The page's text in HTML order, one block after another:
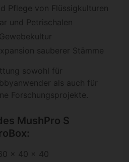
Pflege von Flüssigkulturen
und Petrischalen
sauberer Stämme
sowohl für
als auch für
Forschungsprojekte.
MushPro S
x 40 x 40